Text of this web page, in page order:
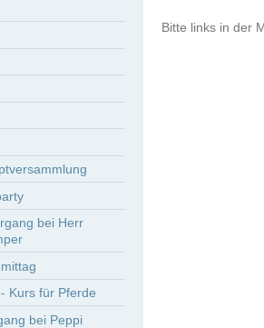
Bitte links in der
bei Herr
Kurs für Pferde
bei Peppi